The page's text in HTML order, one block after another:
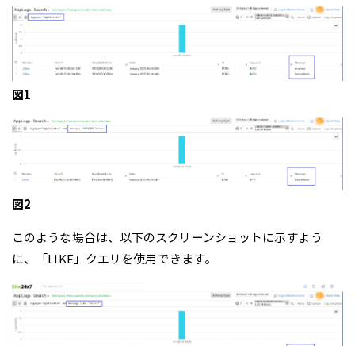
図1
図2
このような場合は、以下のスクリーンショットに示すよう
に、「LIKE」クエリを使用できます。